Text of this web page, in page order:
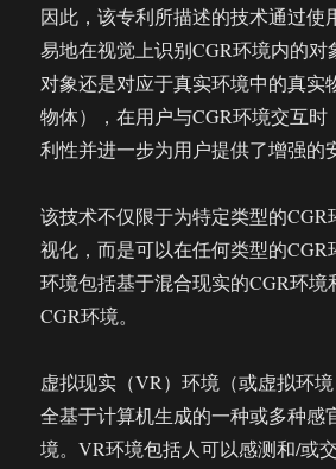
因此，该专利所描述的技术通过使
易地在视觉上识别CGR环境内的对
对象还是对应于真实环境中的真实
物体），在用户与CGR环境交互时
利性并进一步为用户提供了增强的
该技术不仅限于为特定类型的
视化，而是可以在任何类型的
环境包括基于混合现实的CGR环境
CGR环境。
虚拟现实（VR）环境（或虚拟环
全基于计算机生成的一种或多种感
境。VR环境包括人可以感测和/或